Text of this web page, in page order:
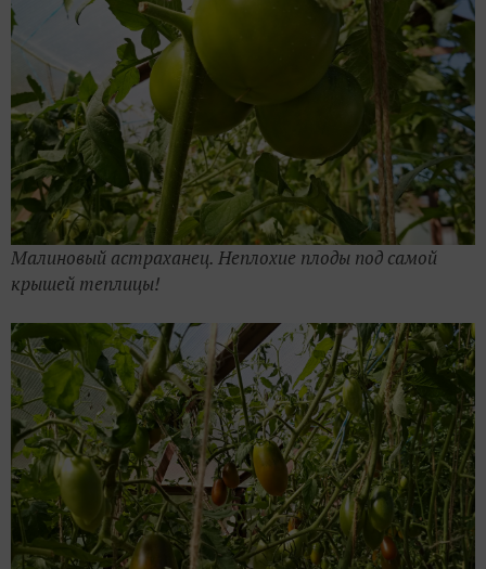
Малиновый астраханец. Неплохие плоды под самой
крышей теплицы!